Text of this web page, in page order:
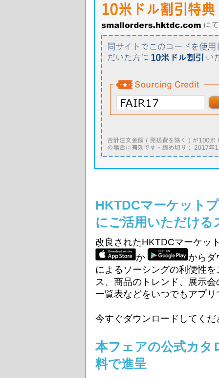
HKTDCマーケット
にご活用いただける
改良されたHKTDCマーケッ
か
からダ
によるソーシングの利便性
ス、商品のトレンド、展示
一覧表などをいつでもアプ
今すぐダウンロードしてくだ
本フェアの公式カタ
料で進呈